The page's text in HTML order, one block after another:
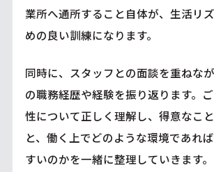
業所へ通所すること自体が、生活リ
めの良い訓練になります。
同時に、スタッフとの面談を重ねな
の職務経歴や経験を振り返ります。
性について正しく理解し、得意なこ
と、働く上でどのような環境であれ
すいのかを一緒に整理していきます